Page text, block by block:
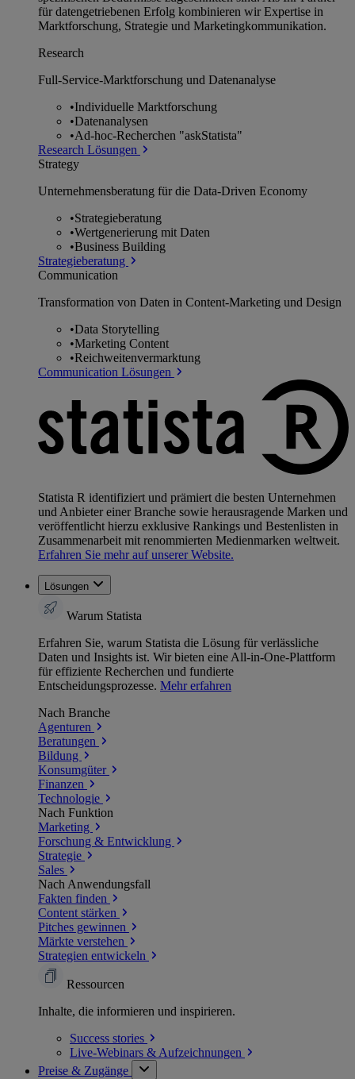
für datengetriebenen Erfolg kombinieren wir Expertise in
Marktforschung, Strategie und Marketingkommunikation.
Research
Full-Service-Marktforschung und Datenanalyse
•Individuelle Marktforschung
•Datenanalysen
•Ad-hoc-Recherchen "askStatista"
Research Lösungen
Strategy
Unternehmens­beratung für die Data-Driven Economy
•Strategieberatung
•Wertgenerierung mit Daten
•Business Building
Strategieberatung
Communication
Transformation von Daten in Content-Marketing und Design
•Data Storytelling
•Marketing Content
•Reichweitenvermarktung
Communication Lösungen
Statista R identifiziert und prämiert die besten Unternehmen
und Anbieter einer Branche sowie herausragende Marken und
veröffentlicht hierzu exklusive Rankings und Bestenlisten in
Zusammenarbeit mit renommierten Medienmarken weltweit.
Erfahren Sie mehr auf unserer Website.
Lösungen
Warum Statista
Erfahren Sie, warum Statista die Lösung für verlässliche
Daten und Insights ist. Wir bieten eine All-in-One-Plattform
für effiziente Recherchen und fundierte
Entscheidungsprozesse. Mehr erfahren
Nach Branche
Agenturen
Beratungen
Bildung
Konsumgüter
Finanzen
Technologie
Nach Funktion
Marketing
Forschung & Entwicklung
Strategie
Sales
Nach Anwendungsfall
Fakten finden
Content stärken
Pitches gewinnen
Märkte verstehen
Strategien entwickeln
Ressourcen
Inhalte, die informieren und inspirieren.
Success stories
Live-Webinars & Aufzeichnungen
Preise & Zugänge